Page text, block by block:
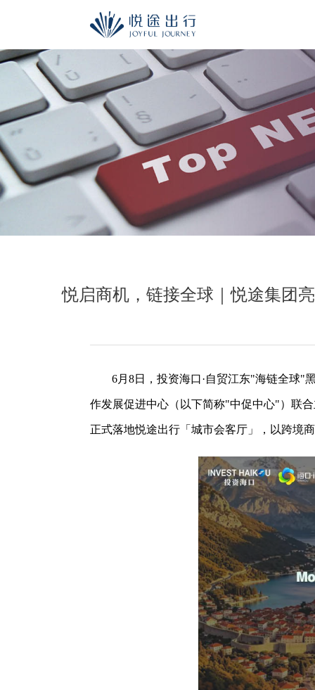
悦启商机，链接全球｜悦途集团
6月8日，投资海口·自贸江东"海链全球"
作发展促进中心（以下简称"中促中心"）联
正式落地悦途出行「城市会客厅」，以跨境